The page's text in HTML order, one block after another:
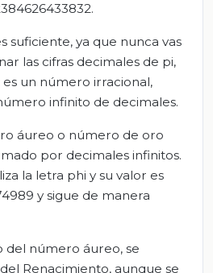
suficiente, ya que nunca vas
las cifras decimales de pi,
un número irracional,
infinito de decimales.
áureo o número de oro
por decimales infinitos.
la letra phi y su valor es
y sigue de manera
del número áureo, se
Renacimiento, aunque se